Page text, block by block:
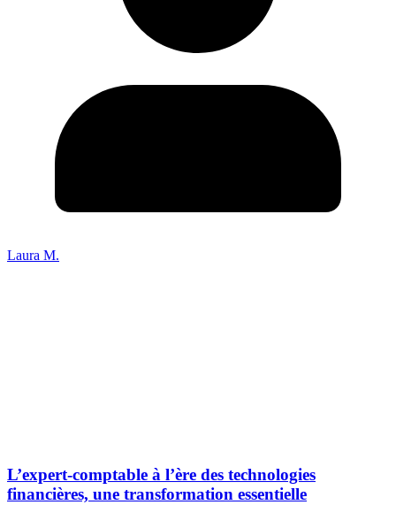
Laura M.
L’expert-comptable à l’ère des technologies
financières, une transformation essentielle